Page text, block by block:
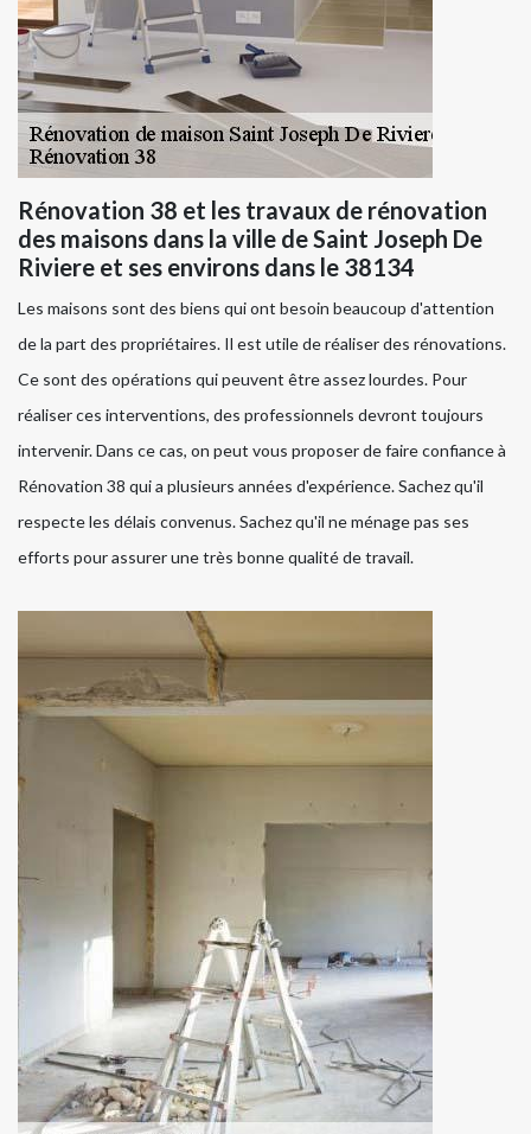
Rénovation 38 et les travaux de rénovation
des maisons dans la ville de Saint Joseph De
Riviere et ses environs dans le 38134
Les maisons sont des biens qui ont besoin beaucoup d'attention
de la part des propriétaires. Il est utile de réaliser des rénovations.
Ce sont des opérations qui peuvent être assez lourdes. Pour
réaliser ces interventions, des professionnels devront toujours
intervenir. Dans ce cas, on peut vous proposer de faire confiance à
Rénovation 38 qui a plusieurs années d'expérience. Sachez qu'il
respecte les délais convenus. Sachez qu'il ne ménage pas ses
efforts pour assurer une très bonne qualité de travail.